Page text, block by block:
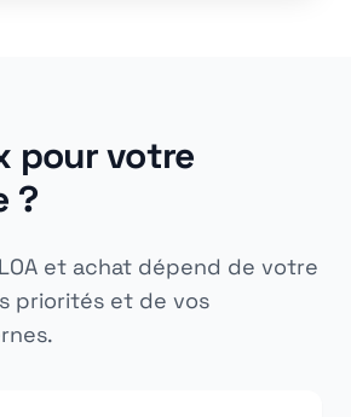
pour votre
?
et achat dépend de votre
priorités et de vos